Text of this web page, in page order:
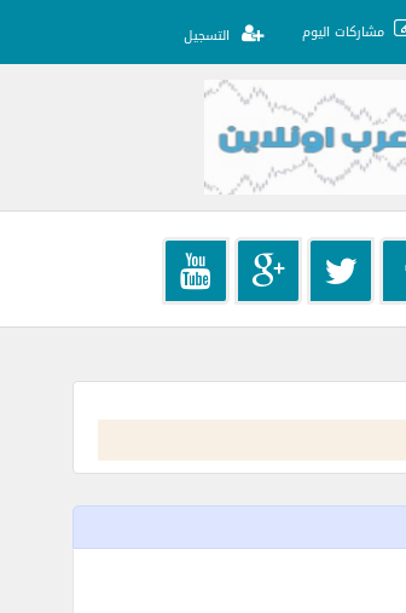
مشاركات اليوم التسجيل